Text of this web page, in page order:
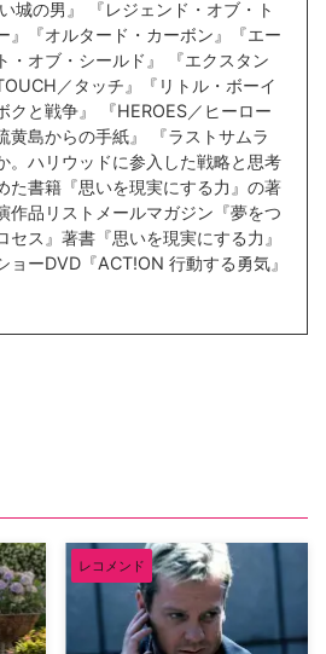
城の男』 『レジェンド・オブ・ト
』『オルタード・カーボン』『エー
・オブ・シールド』 『エクスタン
／タッチ』『リトル・ボーイ
クと戦争』 『HEROES／ヒーロー
黄島からの手紙』 『ラストサムラ
。ハリウッドに参入した戦略と思考
た書籍『思いを現実にする力』の著
作品リストメールマガジン『夢をつ
セス』著書『思いを現実にする力』
ョーDVD『ACT!ON 行動する勇気』
レコメンド